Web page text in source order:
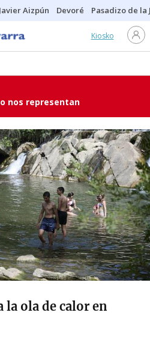
Javier Aizpún Devoré Pasadizo de la
Kiosko
nos representan
ola de calor en